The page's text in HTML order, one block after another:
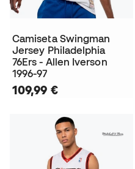
Camiseta Swingman
Jersey Philadelphia
76Ers - Allen Iverson
1996-97
109,99 €